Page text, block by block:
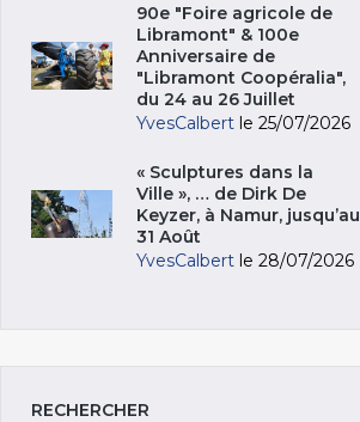
90e "Foire agricole de
Libramont" & 100e
Anniversaire de
"Libramont Coopéralia",
du 24 au 26 Juillet
YvesCalbert le 25/07/2026
« Sculptures dans la
Ville », … de Dirk De
Keyzer, à Namur, jusqu’au
31 Août
YvesCalbert le 28/07/2026
RECHERCHER